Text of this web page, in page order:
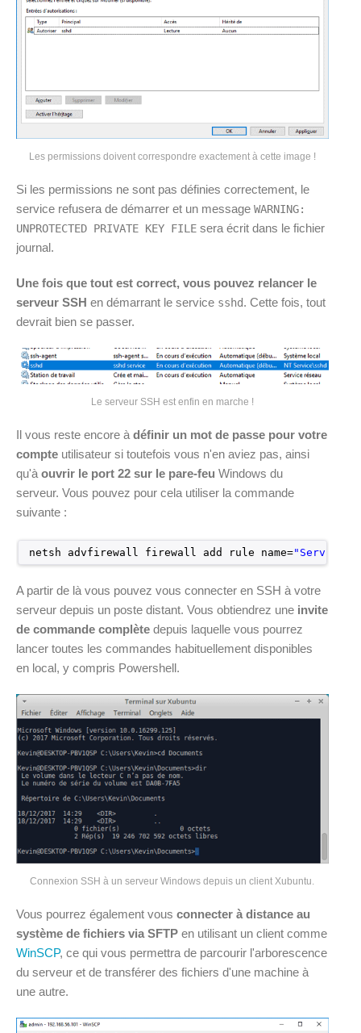
Les permissions doivent correspondre exactement à cette image !
Si les permissions ne sont pas définies correctement, le
service refusera de démarrer et un message WARNING:
UNPROTECTED PRIVATE KEY FILE sera écrit dans le fichier
journal.
Une fois que tout est correct, vous pouvez relancer le
serveur SSH en démarrant le service sshd. Cette fois, tout
devrait bien se passer.
Le serveur SSH est enfin en marche !
Il vous reste encore à définir un mot de passe pour votre
compte utilisateur si toutefois vous n'en aviez pas, ainsi
qu'à ouvrir le port 22 sur le pare-feu Windows du
serveur. Vous pouvez pour cela utiliser la commande
suivante :
netsh advfirewall firewall add rule name="Service
A partir de là vous pouvez vous connecter en SSH à votre
serveur depuis un poste distant. Vous obtiendrez une invite
de commande complète depuis laquelle vous pourrez
lancer toutes les commandes habituellement disponibles
en local, y compris Powershell.
Connexion SSH à un serveur Windows depuis un client Xubuntu.
Vous pourrez également vous connecter à distance au
système de fichiers via SFTP en utilisant un client comme
WinSCP, ce qui vous permettra de parcourir l'arborescence
du serveur et de transférer des fichiers d'une machine à
une autre.